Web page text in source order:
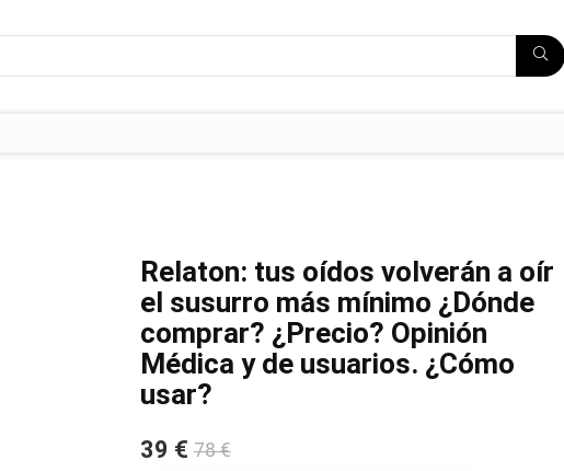
Relaton: tus oídos volverán a oír
el susurro más mínimo ¿Dónde
comprar? ¿Precio? Opinión
Médica y de usuarios. ¿Cómo
usar?
39 € 78 €